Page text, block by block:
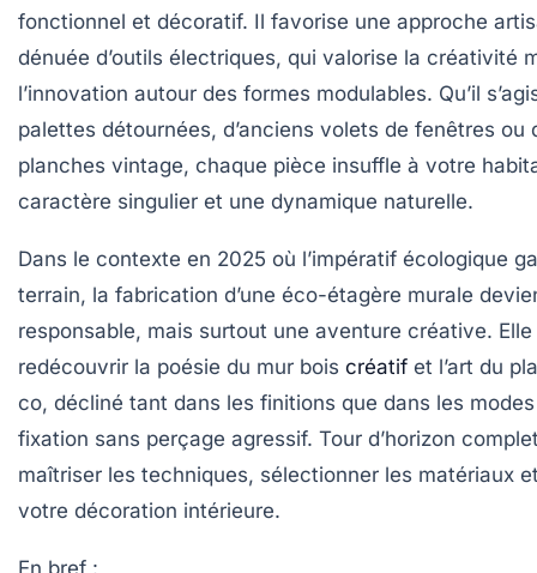
fonctionnel et décoratif. Il favorise une approche
dénuée d’outils électriques, qui valorise la créativité
l’innovation autour des formes modulables. Qu’il
palettes détournées, d’anciens volets de fenêtres ou
planches vintage, chaque pièce insuffle à votre
caractère singulier et une dynamique naturelle.
Dans le contexte en 2025 où l’impératif écologique
terrain, la fabrication d’une éco-étagère murale
responsable, mais surtout une aventure créative.
redécouvrir la poésie du mur bois créatif et l’art du
co, décliné tant dans les finitions que dans les
fixation sans perçage agressif. Tour d’horizon
maîtriser les techniques, sélectionner les matériaux
votre décoration intérieure.